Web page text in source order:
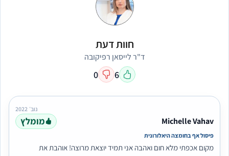
חוות דעת
ד"ר לייסאן רפיקובה
6
0
נוב׳ 2022
Michelle Vahav מומלץ
פיסול אף בחומצה היאלורונית
מקום אכפתי מלא חום ואהבה אני תמיד יוצאת מרוצה! אוהבת את